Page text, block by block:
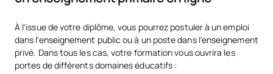
éducation physique
S0350733
Compétences
pédagogiques avancées
pour la prise en charge de
À l'issue de votre diplôme, vous pourrez postuler à un emploi
dans l'enseignement public ou à un poste dans l'enseignement
privé. Dans tous les cas, votre formation vous ouvrira les
portes de différents domaines éducatifs :